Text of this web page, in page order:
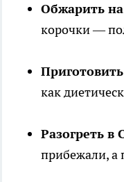
Обжарить
корочки —
как
Разогреть в
прибежали, а